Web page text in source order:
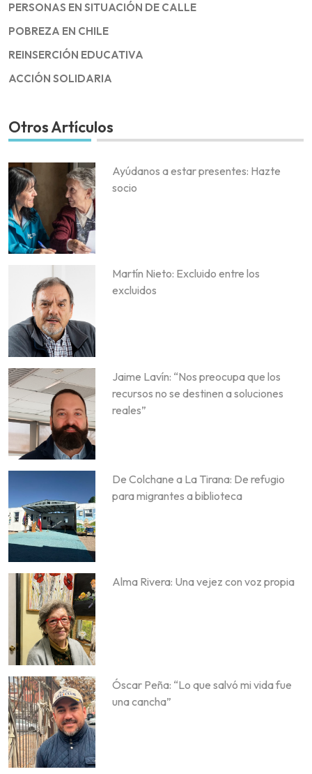
PERSONAS EN SITUACIÓN DE CALLE
POBREZA EN CHILE
REINSERCIÓN EDUCATIVA
ACCIÓN SOLIDARIA
Otros Artículos
Ayúdanos a estar presentes: Hazte
socio
Martín Nieto: Excluido entre los
excluidos
Jaime Lavín: “Nos preocupa que los
recursos no se destinen a soluciones
reales”
De Colchane a La Tirana: De refugio
para migrantes a biblioteca
Alma Rivera: Una vejez con voz propia
Óscar Peña: “Lo que salvó mi vida fue
una cancha”